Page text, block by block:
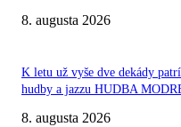
8. augusta 2026
K letu už vyše dve dekády
hudby a jazzu HUDBA
8. augusta 2026